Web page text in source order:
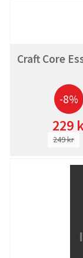
Craft Core
-8%
229
249 kr